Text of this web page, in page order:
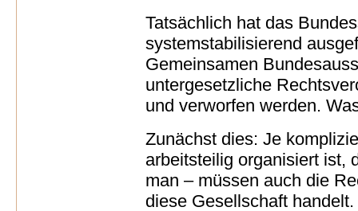
Tatsächlich hat das
systemstabilisierend
Gemeinsamen
untergesetzliche
und verworfen werden.
Zunächst dies: Je
arbeitsteilig organisiert ist,
man – müssen auch die
diese Gesellschaft